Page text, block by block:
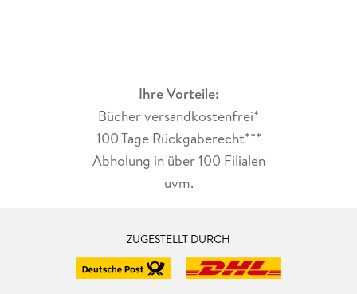
Ihre Vorteile:
Bücher versandkostenfrei*
100 Tage Rückgaberecht***
Abholung in über 100 Filialen
uvm.
ZUGESTELLT DURCH